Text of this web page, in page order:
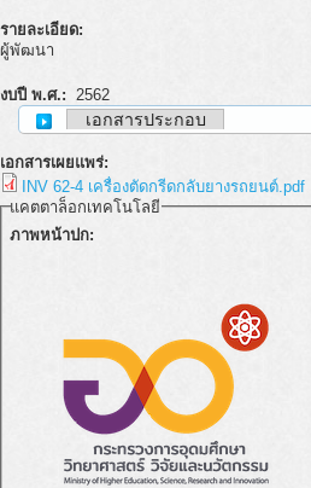
รายละเอียด:
ผู้พัฒนา
งบปี พ.ศ.: 2562
เอกสารประกอบ
เอกสารเผยแพร่:
INV 62-4 เครื่องตัดกรีดกลับยางรถยนต์.pdf
แคตตาล็อกเทคโนโลยี
ภาพหน้าปก: